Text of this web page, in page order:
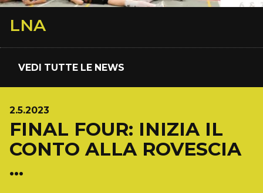
LNA
VEDI TUTTE LE NEWS
2.5.2023
FINAL FOUR: INIZIA IL
CONTO ALLA ROVESCIA
...